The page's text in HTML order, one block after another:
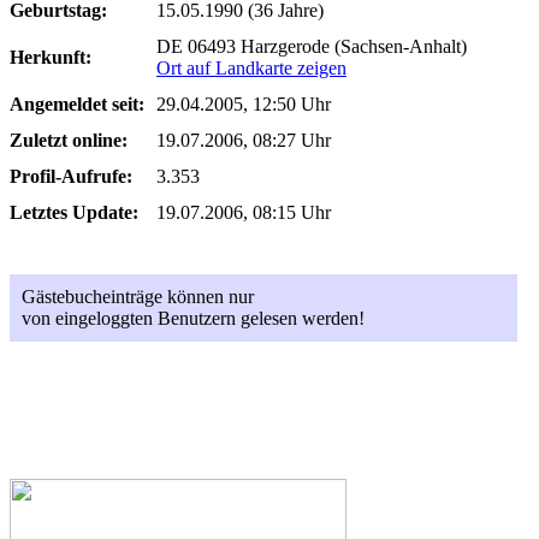
Geburtstag:
15.05.1990 (36 Jahre)
Herkunft:
DE 06493 Harzgerode (Sachsen-Anhalt)
Ort auf Landkarte zeigen
Angemeldet seit:
29.04.2005, 12:50 Uhr
Zuletzt online:
19.07.2006, 08:27 Uhr
Profil-Aufrufe:
3.353
Letztes Update:
19.07.2006, 08:15 Uhr
Gästebucheinträge können nur
von eingeloggten Benutzern gelesen werden!